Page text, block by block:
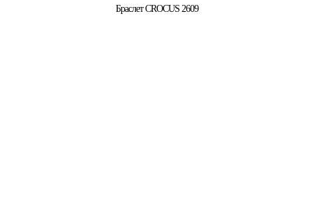
Браслет CROCUS 2609